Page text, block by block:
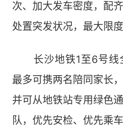
次、加大发车密度，配
处置突发状况，最大限
长沙地铁1至6号线
最多可携两名陪同家长
并可从地铁站专用绿色
队，优先安检、优先乘车